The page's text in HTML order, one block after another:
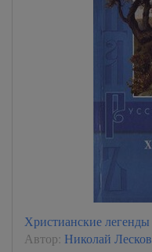
Христианские легенды
Автор: Николай Лесков